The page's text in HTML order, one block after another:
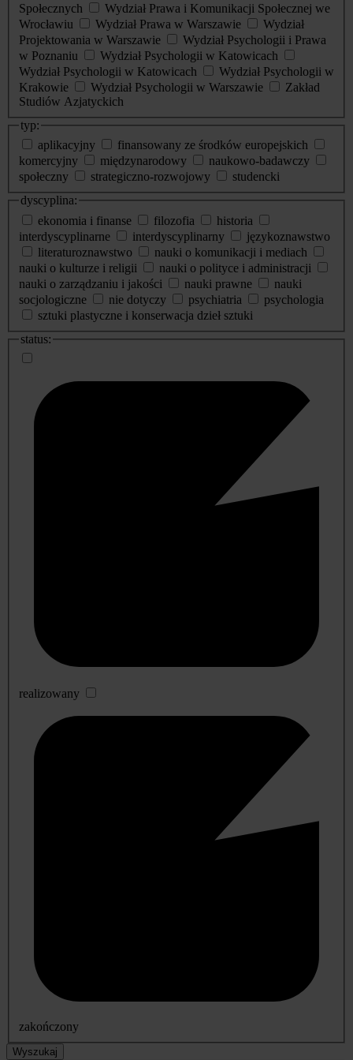
Społecznych
Wydział Prawa i Komunikacji Społecznej we
Wrocławiu
Wydział Prawa w Warszawie
Wydział
Projektowania w Warszawie
Wydział Psychologii i Prawa
w Poznaniu
Wydział Psychologii w Katowicach
Wydział Psychologii w Katowicach
Wydział Psychologii w
Krakowie
Wydział Psychologii w Warszawie
Zakład
Studiów Azjatyckich
typ:
aplikacyjny
finansowany ze środków europejskich
komercyjny
międzynarodowy
naukowo-badawczy
społeczny
strategiczno-rozwojowy
studencki
dyscyplina:
ekonomia i finanse
filozofia
historia
interdyscyplinarne
interdyscyplinarny
językoznawstwo
literaturoznawstwo
nauki o komunikacji i mediach
nauki o kulturze i religii
nauki o polityce i administracji
nauki o zarządzaniu i jakości
nauki prawne
nauki
socjologiczne
nie dotyczy psychiatria
psychologia
sztuki plastyczne i konserwacja dzieł sztuki
status:
realizowany
zakończony
Wyszukaj